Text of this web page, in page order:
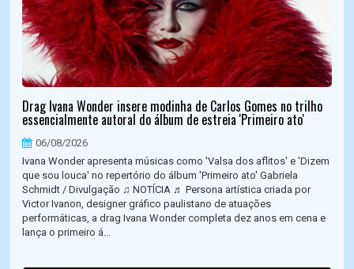
Drag Ivana Wonder insere modinha de Carlos Gomes no trilho
essencialmente autoral do álbum de estreia 'Primeiro ato'
06/08/2026
Ivana Wonder apresenta músicas como 'Valsa dos aflitos' e 'Dizem
que sou louca' no repertório do álbum 'Primeiro ato' Gabriela
Schmidt / Divulgação ♫ NOTÍCIA ♬ Persona artística criada por
Victor Ivanon, designer gráfico paulistano de atuações
performáticas, a drag Ivana Wonder completa dez anos em cena e
lança o primeiro á...